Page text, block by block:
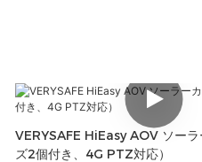
VERYSAFE HiEasy AOV ソーラ
ズ2個付き、4G PTZ対応）